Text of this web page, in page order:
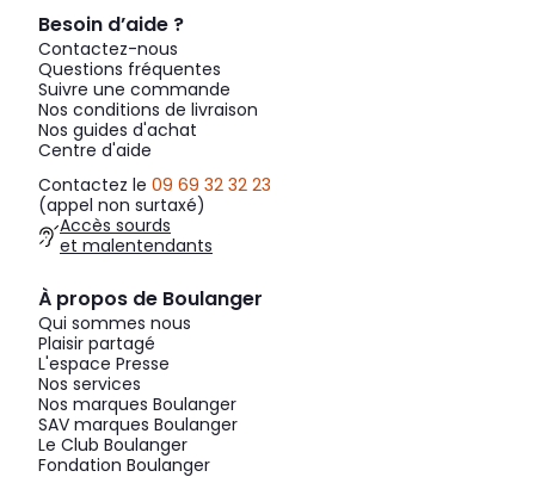
Besoin d’aide ?
Contactez-nous
Questions fréquentes
Suivre une commande
Nos conditions de livraison
Nos guides d'achat
Centre d'aide
Contactez le 09 69 32 32 23
(appel non surtaxé)
Accès sourds
et malentendants
À propos de Boulanger
Qui sommes nous
Plaisir partagé
L'espace Presse
Nos services
Nos marques Boulanger
SAV marques Boulanger
Le Club Boulanger
Fondation Boulanger